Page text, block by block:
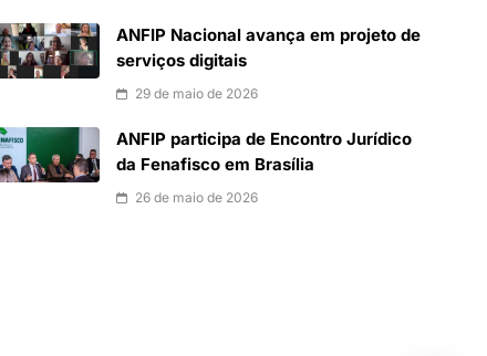
ANFIP Nacional avança em projeto de
serviços digitais
29 de maio de 2026
ANFIP participa de Encontro Jurídico
da Fenafisco em Brasília
26 de maio de 2026